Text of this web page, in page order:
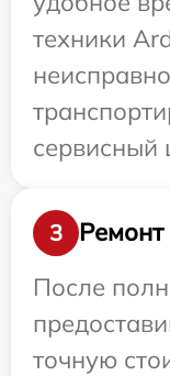
техники
сервисный
3
Ремонт
После
точную